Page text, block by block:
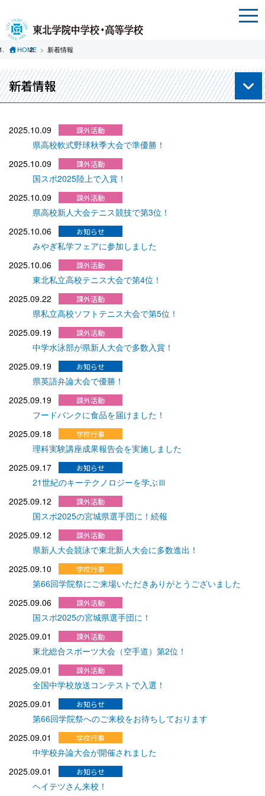
HOME 新着情報
新着情報
2025.10.09
県高校軟式野球秋季大会で準優勝！
2025.10.09
国スポ2025陸上で入賞！
2025.10.09
県高校新人大会テニス競技で第3位！
2025.10.06
みやぎ私学フェアに参加しました
2025.10.06
東北私立高校テニス大会で第4位！
2025.09.22
県私立高校ソフトテニス大会で第5位！
2025.09.19
中学水泳部が県新人大会で多数入賞！
2025.09.19
県英語弁論大会で優勝！
2025.09.19
フードバンクに食品を届けました！
2025.09.18
理科実験講座成果報告会を実施しました
2025.09.17
21世紀のキーテクノロジーを学ぶⅢ
2025.09.12
国スポ2025の宮城県選手団に！続報
2025.09.12
県新人大会競泳で東北新人大会に多数進出！
2025.09.10
第66回学院祭にご来場いただきありがとうございました
2025.09.06
国スポ2025の宮城県選手団に！
2025.09.01
東北総合スポーツ大会（空手道）第2位！
2025.09.01
全国中学校放送コンテストで入選！
2025.09.01
第66回学院祭へのご来校をお待ちしております
2025.09.01
中学校弁論大会が開催されました
2025.09.01
ヘイテツさん来校！